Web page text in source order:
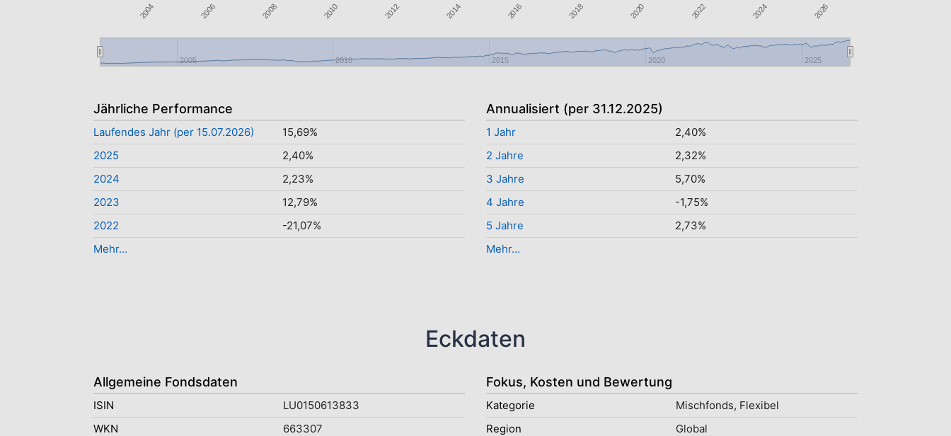
2004 2006 2008 2010 2012 2014 2016 2018 2020 2022 2024 2026
2005 2010 2015 2020 2025
Jährliche Performance
Laufendes Jahr (per 15.07.2026)
15,69%
2025
2,40%
2024
2,23%
2023
12,79%
2022
-21,07%
Mehr...
Annualisiert (per 31.12.2025)
1 Jahr
2,40%
2 Jahre
2,32%
3 Jahre
5,70%
4 Jahre
-1,75%
5 Jahre
2,73%
Mehr...
Eckdaten
Allgemeine Fondsdaten
ISIN
LU0150613833
WKN
663307
Fokus, Kosten und Bewertung
Kategorie
Mischfonds, Flexibel
Region
Global